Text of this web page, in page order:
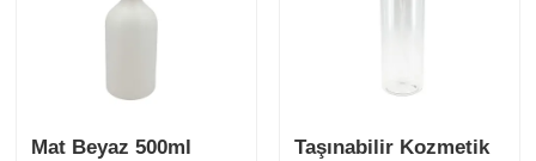
Mat Beyaz 500ml
Taşınabilir Kozmetik